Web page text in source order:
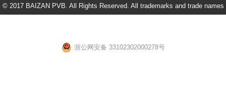
© 2017 BAIZAN PVB. All Rights Reserved. All trademarks and trade names
浙公网安备 33102302000278号